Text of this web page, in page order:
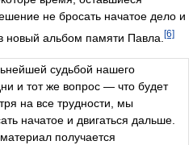
не бросать начатое дело и
новый альбом памяти Павла. [6]
судьбой нашего
и тот же вопрос — что будет
на все трудности, мы
начатое и двигаться дальше.
получается